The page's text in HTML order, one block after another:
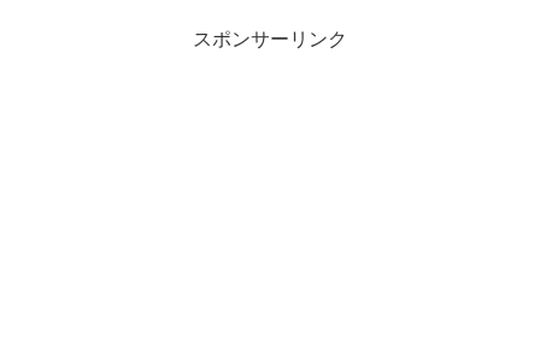
スポンサーリンク